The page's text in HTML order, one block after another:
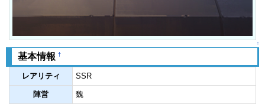
↑
基本情報 †
レアリティ SSR
陣営 魏